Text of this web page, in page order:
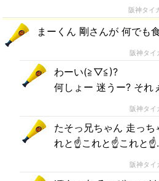
阪神タイ
まーくん 剛さんが 何でも
阪神タイ
わーい(≧▽≦)?
何しょー 迷うー? それ
阪神タイ
たそっ兄ちゃん 走っち
れと☝これと☝これと
阪神タイ